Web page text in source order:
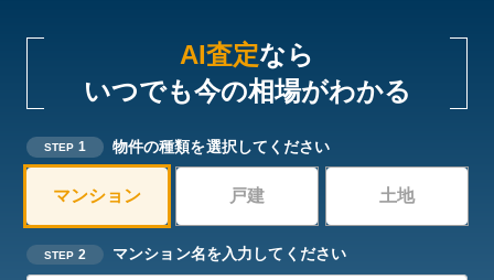
AI査定なら
いつでも今の相場がわかる
STEP 1 物件の種類を選択してください
マンション 戸建 土地
STEP 2 マンション名を入力してください